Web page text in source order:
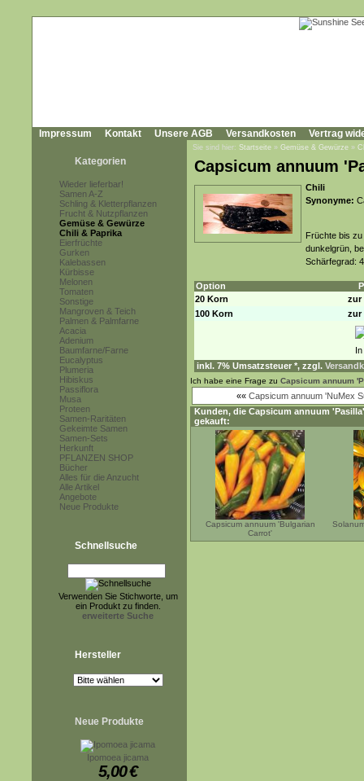
Impressum Kontakt Unsere AGB Versandkosten Vertrag
Kategorien
Wieder lieferbar!
Samen A-Z
Schling & Kletterpflanzen
Frucht & Nutzpflanzen
Gemüse & Gewürze
Chili & Paprika
Eierfrüchte
Gurken
Kalebassen
Kürbisse
Melonen
Tomaten
Sonstige
Mangroven & Teich
Palmen & Palmfarne
Acacia
Adenium
Baumfarne/Farne
Eucalyptus
Plumeria
Hibiskus
Passiflora
Musa
Proteen
Samen-Raritäten
Gekeimte Samen
Samen-Sets
Herkunft
PFLANZEN SHOP
Bücher
Alles für die Anzucht
Alle Artikel
Angebote
Neue Produkte
Schnellsuche
Verwenden Sie Stichworte, um
ein Produkt zu finden.
erweiterte Suche
Hersteller
Neue Produkte
Ipomoea jicama
5,00€
Sie sind hier: Startseite » Gemüse & Gewürze »
Capsicum annuum
Chili
Synonyme:
Früchte bis
dunkelgrün,
Schärfegrad:
Option
20 Korn
zur
100 Korn
zur
inkl. 7% Umsatzsteuer *, zzgl.
Ich habe eine Frage zu Capsicum annuum
«« Capsicum annuum 'NuMex
Kunden, die Capsicum annuum 'Pasilla'
gekauft:
Capsicum annuum 'Bulgarian
Carrot'